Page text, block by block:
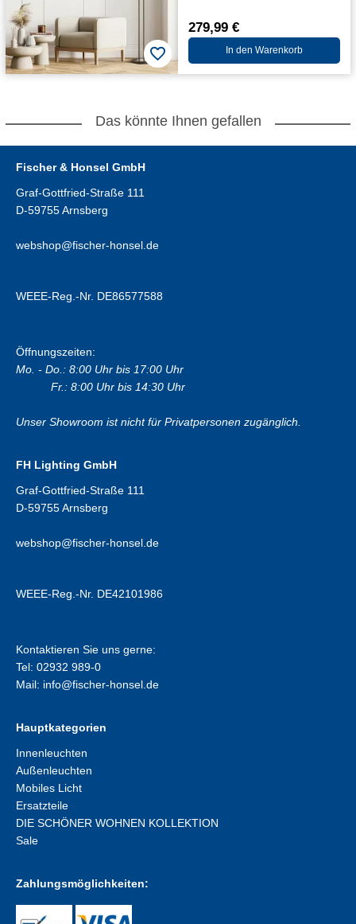
279,99 €
In den Warenkorb
Das könnte Ihnen gefallen
Fischer & Honsel GmbH
Graf-Gottfried-Straße 111
D-59755 Arnsberg
webshop@fischer-honsel.de
WEEE-Reg.-Nr. DE86577588
Öffnungszeiten:
Mo. - Do.: 8:00 Uhr bis 17:00 Uhr
Fr.: 8:00 Uhr bis 14:30 Uhr
Unser Showroom ist nicht für Privatpersonen zugänglich.
FH Lighting GmbH
Graf-Gottfried-Straße 111
D-59755 Arnsberg
webshop@fischer-honsel.de
WEEE-Reg.-Nr. DE42101986
Kontaktieren Sie uns gerne:
Tel: 02932 989-0
Mail: info@fischer-honsel.de
Hauptkategorien
Innenleuchten
Außenleuchten
Mobiles Licht
Ersatzteile
DIE SCHÖNER WOHNEN KOLLEKTION
Sale
Zahlungsmöglichkeiten: